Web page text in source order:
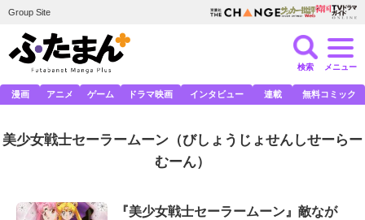
Group Site
検索 メニュー
漫画 アニメ ゲーム ドラマ映画 インタビュー 連載 無料コミック
美少女戦士セーラームーン （びしょうじょせんしせーらー
むーん）
『美少女戦士セーラームーン』敵なが